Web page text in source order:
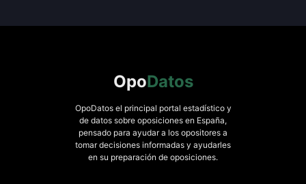
OpoDatos
OpoDatos el principal portal estadístico y
de datos sobre oposiciones en España,
pensado para ayudar a los opositores a
tomar decisiones informadas y ayudarles
en su preparación de oposiciones.